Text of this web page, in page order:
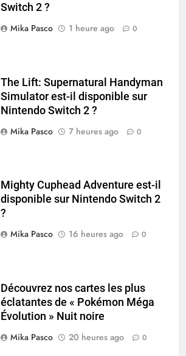
Switch 2 ?
Mika Pasco
1 heure ago 0
The Lift: Supernatural Handyman
Simulator est-il disponible sur
Nintendo Switch 2 ?
Mika Pasco
7 heures ago 0
Mighty Cuphead Adventure est-il
disponible sur Nintendo Switch 2
?
Mika Pasco
16 heures ago 0
Découvrez nos cartes les plus
éclatantes de « Pokémon Méga
Évolution » Nuit noire
Mika Pasco
20 heures ago 0